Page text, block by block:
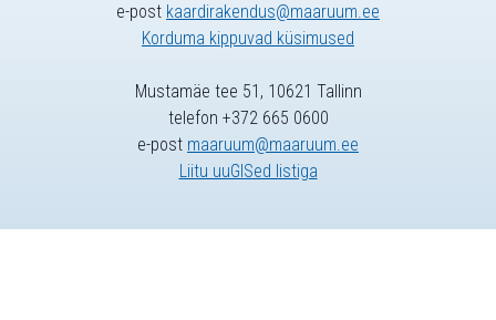
e-post kaardirakendus@maaruum.ee
Korduma kippuvad küsimused
Mustamäe tee 51, 10621 Tallinn
telefon +372 665 0600
e-post maaruum@maaruum.ee
Liitu uuGISed listiga